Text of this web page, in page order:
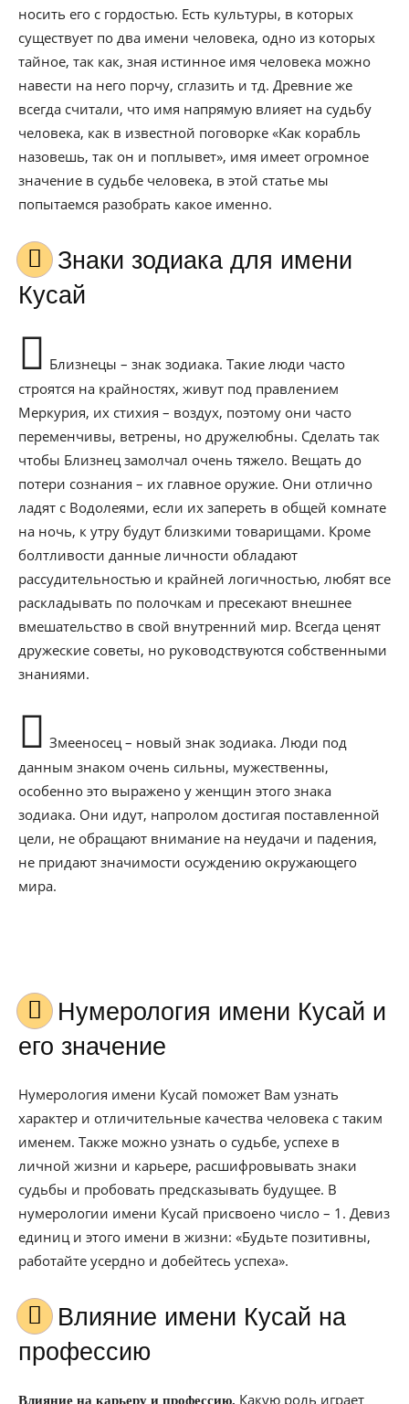
носить его с гордостью. Есть культуры, в которых
существует по два имени человека, одно из которых
тайное, так как, зная истинное имя человека можно
навести на него порчу, сглазить и тд. Древние же
всегда считали, что имя напрямую влияет на судьбу
человека, как в известной поговорке «Как корабль
назовешь, так он и поплывет», имя имеет огромное
значение в судьбе человека, в этой статье мы
попытаемся разобрать какое именно.
Знаки зодиака для имени
Кусай
Близнецы – знак зодиака. Такие люди часто
строятся на крайностях, живут под правлением
Меркурия, их стихия – воздух, поэтому они часто
переменчивы, ветрены, но дружелюбны. Сделать так
чтобы Близнец замолчал очень тяжело. Вещать до
потери сознания – их главное оружие. Они отлично
ладят с Водолеями, если их запереть в общей комнате
на ночь, к утру будут близкими товарищами. Кроме
болтливости данные личности обладают
рассудительностью и крайней логичностью, любят все
раскладывать по полочкам и пресекают внешнее
вмешательство в свой внутренний мир. Всегда ценят
дружеские советы, но руководствуются собственными
знаниями.
Змееносец – новый знак зодиака. Люди под
данным знаком очень сильны, мужественны,
особенно это выражено у женщин этого знака
зодиака. Они идут, напролом достигая поставленной
цели, не обращают внимание на неудачи и падения,
не придают значимости осуждению окружающего
мира.
Нумерология имени Кусай и
его значение
Нумерология имени Кусай поможет Вам узнать
характер и отличительные качества человека с таким
именем. Также можно узнать о судьбе, успехе в
личной жизни и карьере, расшифровывать знаки
судьбы и пробовать предсказывать будущее. В
нумерологии имени Кусай присвоено число – 1. Девиз
единиц и этого имени в жизни: «Будьте позитивны,
работайте усердно и добейтесь успеха».
Влияние имени Кусай на
профессию
Влияние на карьеру и профессию. Какую роль играет